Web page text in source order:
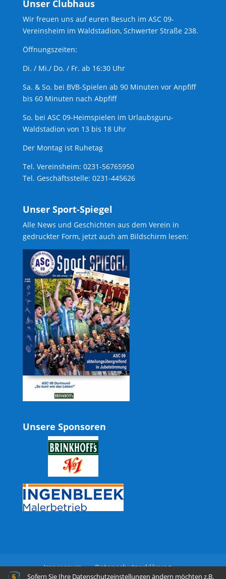
Unser Clubhaus
Wir freuen uns auf euren Besuch im ASC 09-
Vereinsheim im Waldstadion, Schwerter Straße 238.
Öffnungszeiten:
Di. / Mi./ Do. / Fr. ab 16:30 Uhr
Sa. & So. bei BVB-Spielen ab 90 Minuten vor Anpfiff
bis 60 Minuten nach Abpfiff
So. bei ASC 09-Heimspielen im Urlaubsguru-
Waldstadion von 13 bis 18 Uhr
Der Montag ist Ruhetag
Tel. Vereinsheim: 0231-56765950
Tel. Geschäftsstelle: 0231-445626
Unser Sport-Spiegel
Alle News und Geschichten aus dem Verein in
gedruckter Form, jetzt auch am Bildschirm lesen:
Unsere Sponsoren
Impressum Datenschutzerklärung
Sofern Sie Ihre Datenschutzeinstellungen ändern möchten z.B.